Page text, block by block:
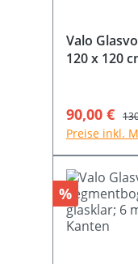
Valo
120 x 120
90,00 €
Preise inkl.
Rabatt
%